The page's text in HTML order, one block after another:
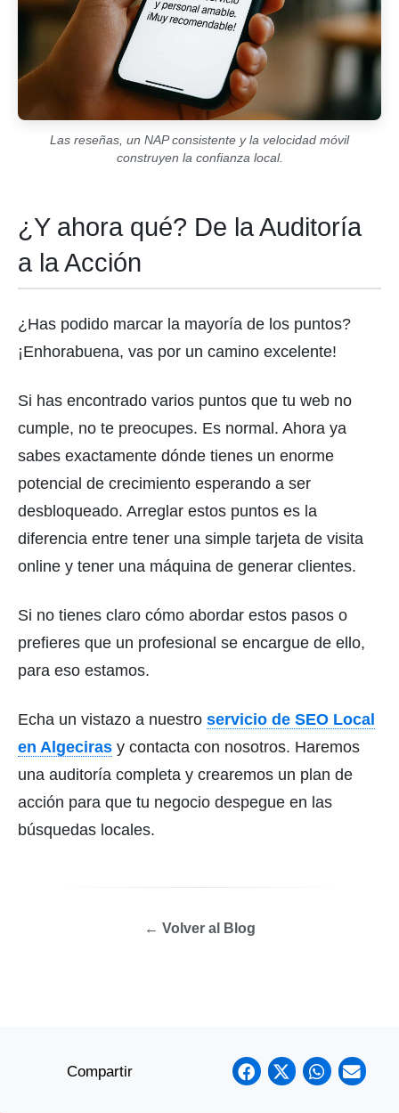
Las reseñas, un NAP consistente y la velocidad móvil
construyen la confianza local.
¿Y ahora qué? De la Auditoría
a la Acción
¿Has podido marcar la mayoría de los puntos?
¡Enhorabuena, vas por un camino excelente!
Si has encontrado varios puntos que tu web no
cumple, no te preocupes. Es normal. Ahora ya
sabes exactamente dónde tienes un enorme
potencial de crecimiento esperando a ser
desbloqueado. Arreglar estos puntos es la
diferencia entre tener una simple tarjeta de visita
online y tener una máquina de generar clientes.
Si no tienes claro cómo abordar estos pasos o
prefieres que un profesional se encargue de ello,
para eso estamos.
Echa un vistazo a nuestro servicio de SEO Local
en Algeciras y contacta con nosotros. Haremos
una auditoría completa y crearemos un plan de
acción para que tu negocio despegue en las
búsquedas locales.
← Volver al Blog
Compartir